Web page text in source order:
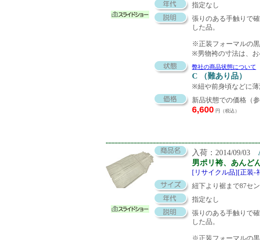
指定なし
張りのある手触りで
した品。
※正装フォーマルの黒
※男物袴の寸法は、
弊社の商品状態について
C （難あり品）
※紐や前身頃などに薄
新品状態での価格（
6,600 円（税込）
入荷：2014/09/03
男ポリ袴、あんど
[リサイクル品][正装-
紐下より裾まで87セ
指定なし
張りのある手触りで
した品。
※正装フォーマルの黒